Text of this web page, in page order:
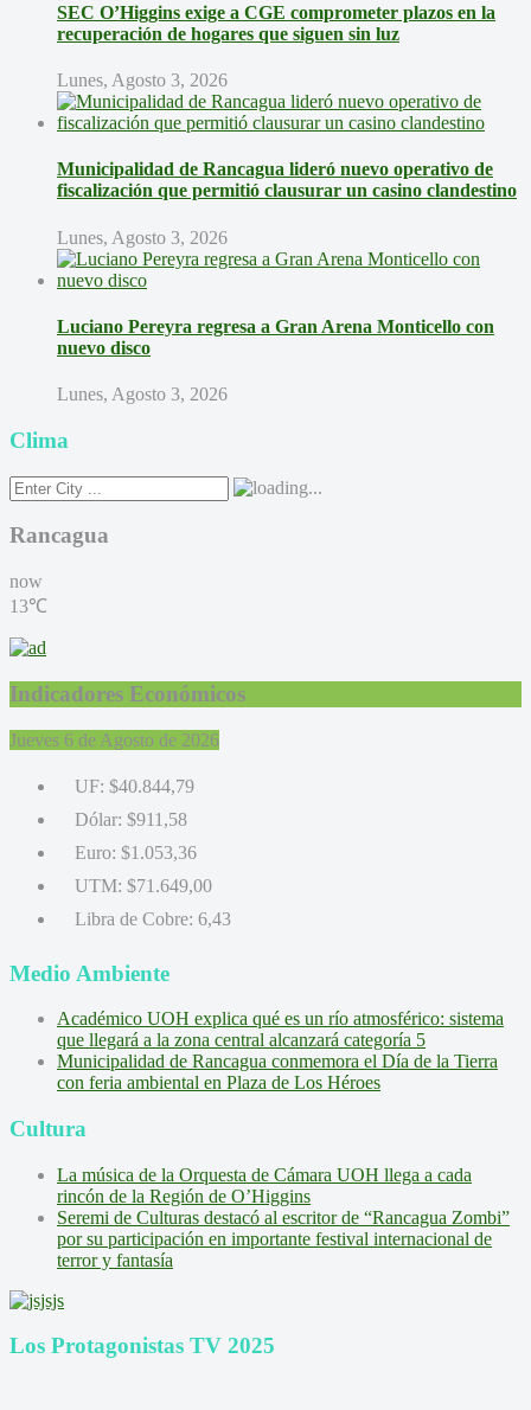
SEC O’Higgins exige a CGE comprometer plazos en la
recuperación de hogares que siguen sin luz
Lunes, Agosto 3, 2026
Municipalidad de Rancagua lideró nuevo operativo de
fiscalización que permitió clausurar un casino clandestino
Lunes, Agosto 3, 2026
Luciano Pereyra regresa a Gran Arena Monticello con
nuevo disco
Lunes, Agosto 3, 2026
Clima
Rancagua
now
13℃
Indicadores Económicos
Jueves 6 de Agosto de 2026
UF: $40.844,79
Dólar: $911,58
Euro: $1.053,36
UTM: $71.649,00
Libra de Cobre: 6,43
Medio Ambiente
Académico UOH explica qué es un río atmosférico: sistema
que llegará a la zona central alcanzará categoría 5
Municipalidad de Rancagua conmemora el Día de la Tierra
con feria ambiental en Plaza de Los Héroes
Cultura
La música de la Orquesta de Cámara UOH llega a cada
rincón de la Región de O’Higgins
Seremi de Culturas destacó al escritor de “Rancagua Zombi”
por su participación en importante festival internacional de
terror y fantasía
Los Protagonistas TV 2025